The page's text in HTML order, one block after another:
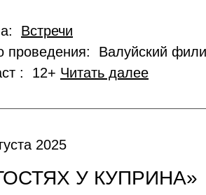
Встречи
проведения: Валуйский
: 12+ Читать далее
2025
У КУПРИНА»